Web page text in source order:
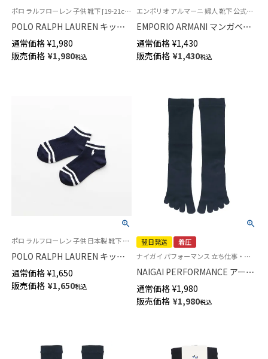
ポロ ラルフローレン 子供 靴下 [19-21cm][22-24cm] 2025FW
POLO RALPH LAUREN キッズ
CABLE ケーブル ポロポニー刺
しゅう ハイソックス 日本製
04813711
通常価格 ¥1,980
販売価格 ¥1,980税込
エンポリオ アルマーニ 婦人 靴下 公式ショップ
EMPORIO ARMANI マンガベア
刺しゅう ショート丈 ソックス
レディース 日本製 03440105
通常価格 ¥1,430
販売価格 ¥1,430税込
ポロ ラルフローレン 子供 日本製 靴下 ポロベア 2025SS
POLO RALPH LAUREN キッズ
PP刺繍 クリケット スニーカー
丈 ソックス 04863754
通常価格 ¥1,650
販売価格 ¥1,650税込
翌日発送
着圧
ナイガイ パフォーマンス 立ち仕事・出張など外回りが多いビジネスマンにオススメ 5本指靴下
NAIGAI PERFORMANCE アーチ
フィットサポート 5本指 ビジネ
スソックス クルー丈 メンズ
【365日最短翌日発送】
通常価格 ¥1,980
販売価格 ¥1,980税込